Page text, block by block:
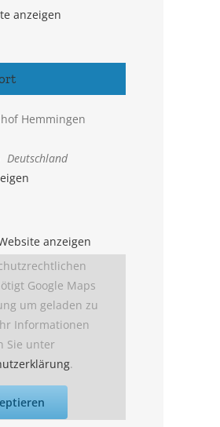
anzeigen
Hemmingen
Deutschland
anzeigen
Google Maps
um geladen zu
Informationen
Sie unter
.